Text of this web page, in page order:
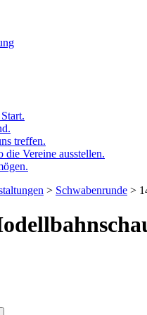
treffen.
die Vereine ausstellen.
> Schwabenrunde >